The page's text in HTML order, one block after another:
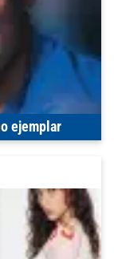
ejemplar